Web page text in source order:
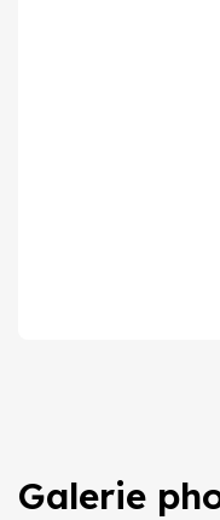
Galerie